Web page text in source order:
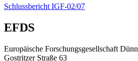
Schlussbericht IGF-02/07
EFDS
Europäische Forschungsgesellschaft
Gostritzer Straße 63